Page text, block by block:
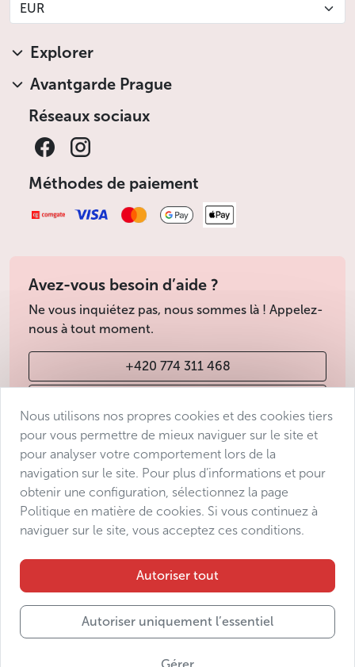
EUR
Explorer
Avantgarde Prague
Réseaux sociaux
Méthodes de paiement
Avez-vous besoin d’aide ?
Ne vous inquiétez pas, nous sommes là ! Appelez-
nous à tout moment.
+420 774 311 468
Conditions de vente
Protection des données
Déclaration d’accessibilité
Manage consent
Nous utilisons nos propres cookies et des cookies tiers
pour vous permettre de mieux naviguer sur le site et
pour analyser votre comportement lors de la
navigation sur le site. Pour plus d’informations et pour
obtenir une configuration, sélectionnez la page
Politique en matière de cookies. Si vous continuez à
naviguer sur le site, vous acceptez ces conditions.
Autoriser tout
Autoriser uniquement l’essentiel